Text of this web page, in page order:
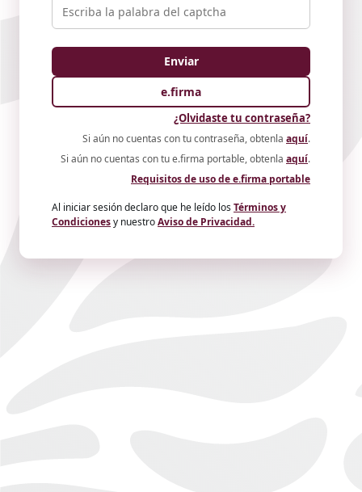
e.firma
¿Olvidaste tu contraseña?
Si aún no cuentas con tu contraseña, obtenla aquí.
Si aún no cuentas con tu e.firma portable, obtenla aquí.
Requisitos de uso de e.firma portable
Al iniciar sesión declaro que he leído losTérminos y
Condicionesy nuestroAviso de Privacidad.